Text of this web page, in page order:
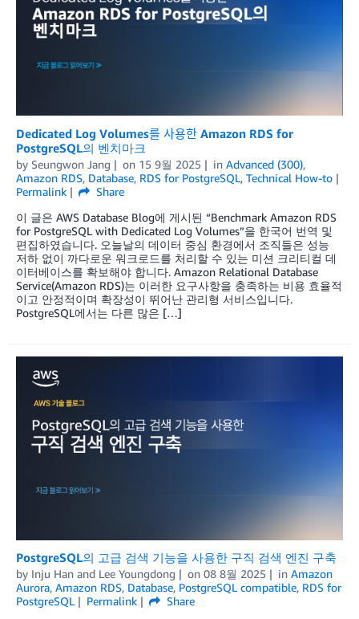
Dedicated Log Volumes를 사용한 Amazon RDS for
PostgreSQL의 벤치마크
by Seungwon Jang on 15 9월 2025 in Advanced (300),
Amazon RDS, Database, RDS for PostgreSQL, Technical How-to
Permalink
Share
이 글은 AWS Database Blog에 게시된 “Benchmark Amazon RDS
for PostgreSQL with Dedicated Log Volumes”을 한국어 번역 및
편집하였습니다. 오늘날의 데이터 중심 환경에서 조직들은 성능
저하 없이 까다로운 워크로드를 처리할 수 있는 미션 크리티컬 데
이터베이스를 확보해야 합니다. Amazon Relational Database
Service(Amazon RDS)는 이러한 요구사항을 충족하는 비용 효율적
이고 안정적이며 확장성이 뛰어난 관리형 서비스입니다.
PostgreSQL에서는 다른 많은 […]
PostgreSQL의 고급 검색 기능을 사용한 구직 검색 엔진 구축
by Inju Han and Lee Youngdong on 08 8월 2025 in Amazon
Aurora, Amazon RDS, Database, PostgreSQL compatible, RDS for
PostgreSQL
Permalink
Share